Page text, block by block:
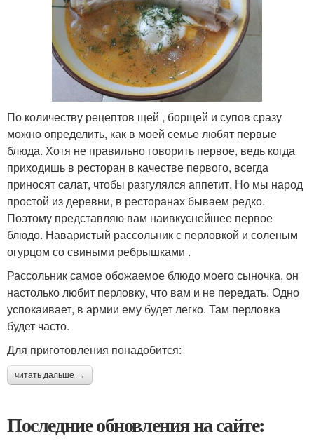
По количеству рецептов щей , борщей и супов сразу
можно определить, как в моей семье любят первые
блюда. Хотя не правильно говорить первое, ведь когда
приходишь в ресторан в качестве первого, всегда
приносят салат, чтобы разгулялся аппетит. Но мы народ
простой из деревни, в ресторанах бываем редко.
Поэтому представляю вам наивкуснейшее первое
блюдо. Наваристый рассольник с перловкой и соленым
огурцом со свиными ребрышками .
Рассольник самое обожаемое блюдо моего сыночка, он
настолько любит перловку, что вам и не передать. Одно
успокаивает, в армии ему будет легко. Там перловка
будет часто.
Для приготовления понадобится:
читать дальше →
Последние обновления на сайте: